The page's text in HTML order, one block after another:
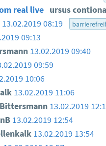
real live ursus
13.02.2019 08:19
09:13
13.02.2019 09:40
09:59
10:06
13.02.2019 11:06
13.02.2019
13.02.2019 12:54
13.02.2019 13:54